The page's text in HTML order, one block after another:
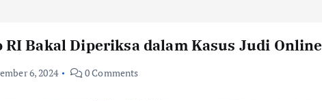
Bakal Diperiksa dalam Kasus Judi Online
6, 2024 0 Comments